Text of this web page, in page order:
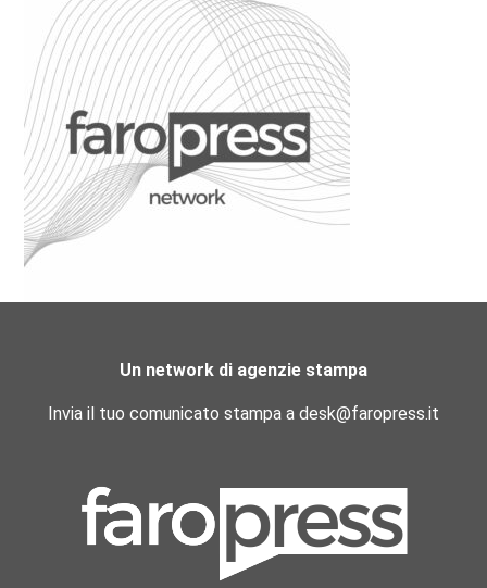
Un network di agenzie stampa
Invia il tuo comunicato stampa a desk@faropress.it